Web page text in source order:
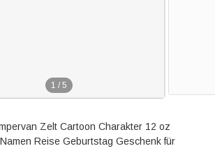
1 / 5
Zelt Cartoon Charakter 12 oz
Reise Geburtstag Geschenk für